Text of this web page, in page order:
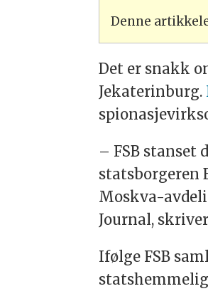
Denne
Det er snakk
Jekaterinburg.
– FSB
statsborgeren
Moskva-
Journal,
Ifølge FSB